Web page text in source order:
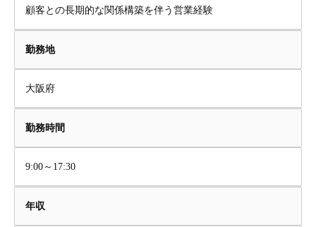
顧客との長期的な関係構築を伴う営業経験
勤務地
大阪府
勤務時間
9:00～17:30
年収